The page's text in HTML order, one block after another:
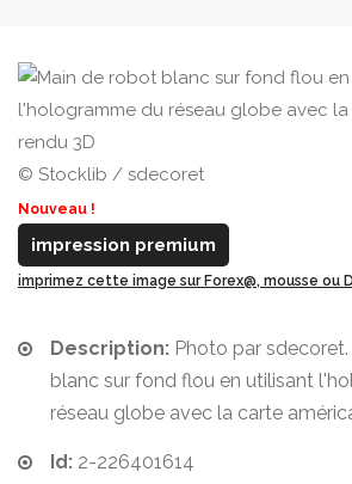
© Stocklib / sdecoret
Nouveau !
impression premium
imprimez cette image sur Forex@, mousse ou
Description: Photo par
blanc sur fond flou en utilisant
réseau globe avec la carte
Id: 2-226401614